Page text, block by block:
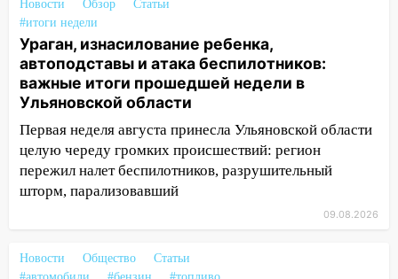
10:11
Директора ульяновской
«Нефтяной топливной компании» будут
судить за неуплату 48,4 млн рублей
налогов
09:28 Дети на дорогах: пострадали
велосипедисты, мотоциклисты и
пешеходы. Обзор крупных аварий в
Ульяновской области
08:30 Поджог со свечой, 16 сгоревших
августа
Новости Обзор
Статьи
#итоги недели
Ураган, изнасилование ребенка,
автоподставы и атака беспилотников:
важные итоги прошедшей недели в
Ульяновской области
Первая неделя августа принесла Ульяновской области
целую череду громких происшествий: регион
пережил налет беспилотников, разрушительный
шторм, парализовавший
09.08.2026
Новости Общество
Статьи